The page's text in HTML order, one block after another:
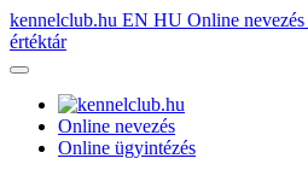
kennelclub.hu EN HU Online nevezés
értéktár
Online nevezés
Online ügyintézés